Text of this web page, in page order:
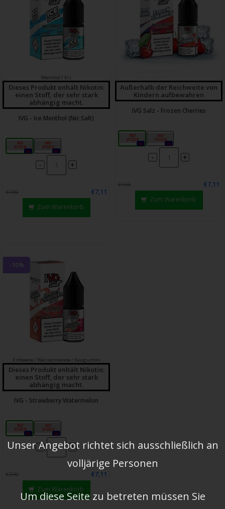
Menthol / Eis
Dieses Produkt enhält Nikotin:
einen Stoff, der sehr stark
abhängig macht.
IVG - Ice Menthol (Nic Salt)
10mg
0x
20mg
0x
- +
€7,90
€7,11
Zum Warenkorb
Außerhalb der Reichweite von
Kindern aufbewahren
IVG Salz - Frozen Cherries
10mg
0x
20mg
0x
- +
€7,90
€7,11
Zum Warenkorb
-10%
Erdbeere / Wassermelone / Kaugummi
Dieses Produkt enhält Nikotin:
einen Stoff, der sehr stark
abhängig macht.
IVG - Strawberry Watermelon
10mg
0x
20mg
0x
- +
€7,90
€7,11
Zum Warenkorb
Unser Angebot richtet sich ausschließlich an
volljärige Personen
Um diese Seite zu betreten müssen Sie